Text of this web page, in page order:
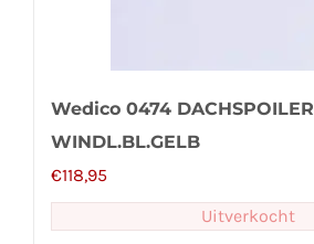
Wedico 0474 DACHSPOILER
WINDL.BL.GELB
€118,95
Uitverkocht